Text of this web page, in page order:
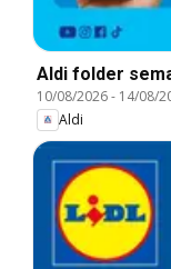
Aldi folder
10/08/2026- 14/08/
Aldi